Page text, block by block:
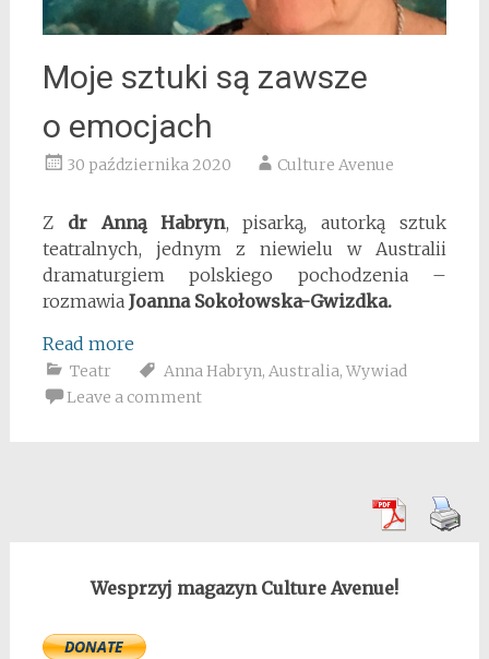
Moje sztuki są zawsze
o emocjach
30 października 2020 Culture Avenue
Zdr Anną Habryn, pisarką, autorką sztuk
teatralnych, jednym z niewielu w Australii
dramaturgiem polskiego pochodzenia –
rozmawiaJoanna Sokołowska-Gwizdka.
Read more
Teatr Anna Habryn, Australia, Wywiad
Leave a comment
Wesprzyj magazyn Culture Avenue!